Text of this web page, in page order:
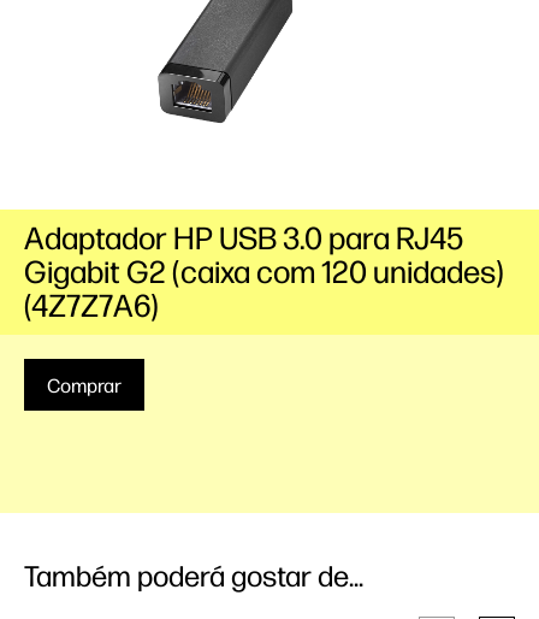
Comprar
Adaptador HP USB 3.0 para RJ45
Gigabit G2 (caixa com 120 unidades)
(4Z7Z7A6)
Também poderá gostar de...